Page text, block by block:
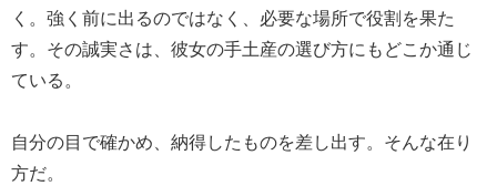
く。強く前に出るのではなく、必要な場所で役割を果た
す。その誠実さは、彼女の手土産の選び方にもどこか通じ
ている。
自分の目で確かめ、納得したものを差し出す。そんな在り
方だ。